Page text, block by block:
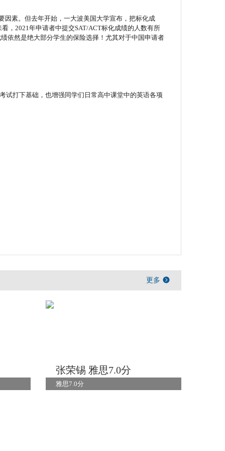
因素。但去年开始，一大波美国大学宣布，把标化成
，2021年申请者中提交SAT/ACT标化成绩的人数有所
依然是绝大部分学生的保险选择！尤其对于中国申请者
试打下基础，也增强同学们日常高中课堂中的英语各项
更多
张荣锡 雅思7.0分
雅思7.0分